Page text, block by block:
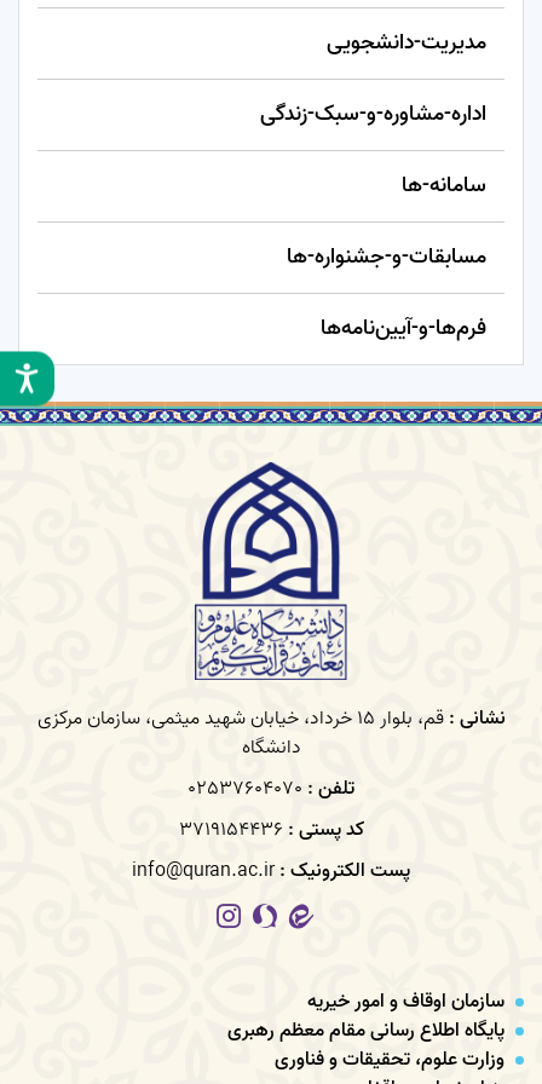
مدیریت-دانشجویی
اداره-مشاوره-و-سبک-زندگی
سامانه-ها
مسابقات-و-جشنواره-ها
فرم‌ها-و-آیین‌نامه‌ها
نشانی :
قم، بلوار 15 خرداد، خیابان شهید میثمی، سازمان مرکزی
دانشگاه
تلفن : 02537604070
کد پستی : 3719154436
پست الکترونیک :info@quran.ac.ir
سازمان اوقاف و امور خیریه
پایگاه اطلاع رسانی مقام معظم رهبری
وزارت علوم، تحقیقات و فناوری